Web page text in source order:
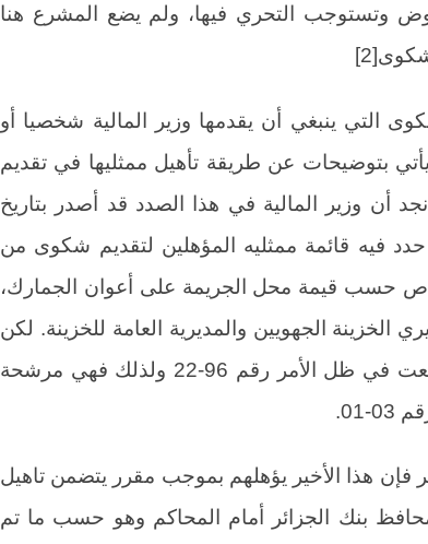
وتستوجب التحري فيها، ولم يضع المشرع هنا
التي ينبغي أن يقدمها وزير المالية شخصيا أو
بتوضيحات عن طريقة تأهيل ممثليها في تقديم
أن وزير المالية في هذا الصدد قد أصدر بتاريخ
09/08/1998 منشور تحت رقم 624 حدد فيه قائمة ممثليه المؤهلين لتقديم شكوى من
حسب قيمة محل الجريمة على أعوان الجمارك،
الخزينة الجهويين والمديرية العامة للخزينة. لكن
لابد أن نشير إلى أن هذه القائمة وضعت في ظل الأمر رقم 96-22 ولذلك فهي مرشحة
فإن هذا الأخير يؤهلهم بموجب مقرر يتضمن تاهيل
بنك الجزائر أمام المحاكم وهو حسب ما تم